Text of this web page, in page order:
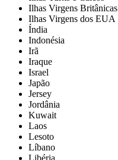
Ilhas Virgens Britânicas
Ilhas Virgens dos EUA
Índia
Indonésia
Irã
Iraque
Israel
Japão
Jersey
Jordânia
Kuwait
Laos
Lesoto
Líbano